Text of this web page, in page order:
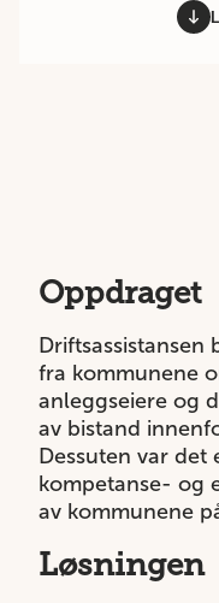
Oppdraget
fra kommunene
anleggseiere og
av bistand
Dessuten var det
kompetanse- og
av kommunene
Løsningen